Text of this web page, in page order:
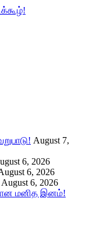
August 7,
6, 2026
6, 2026
August 6, 2026
மனித இனம்!